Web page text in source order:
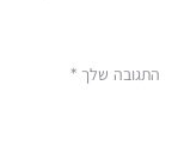
התגובה שלך *